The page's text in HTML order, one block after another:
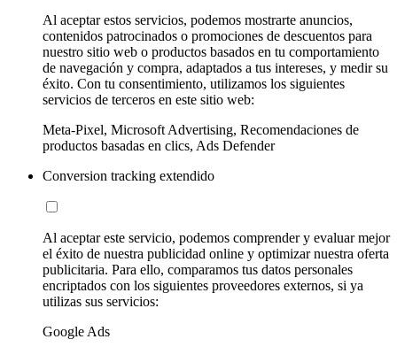
Al aceptar estos servicios, podemos mostrarte anuncios,
contenidos patrocinados o promociones de descuentos para
nuestro sitio web o productos basados en tu comportamiento
de navegación y compra, adaptados a tus intereses, y medir su
éxito. Con tu consentimiento, utilizamos los siguientes
servicios de terceros en este sitio web:
Meta-Pixel, Microsoft Advertising, Recomendaciones de
productos basadas en clics, Ads Defender
Conversion tracking extendido
Al aceptar este servicio, podemos comprender y evaluar mejor
el éxito de nuestra publicidad online y optimizar nuestra oferta
publicitaria. Para ello, comparamos tus datos personales
encriptados con los siguientes proveedores externos, si ya
utilizas sus servicios:
Google Ads